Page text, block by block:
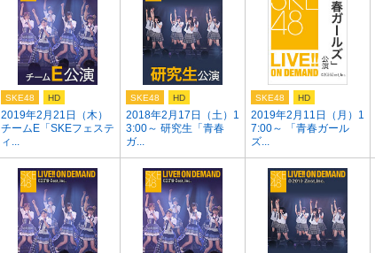
2019年2月21日（木）
チームE「SKEフェステ
ィ...
SKE48 HD
2018年2月17日（土）1
3:00～ 研究生「青春
ガ...
SKE48 HD
2019年2月11日（月）1
7:00～ 「青春ガール
ズ...
SKE48 HD